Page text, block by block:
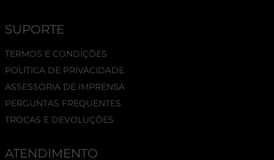
SUPORTE
TERMOS E CONDIÇÕES
POLÍTICA DE PRIVACIDADE
ASSESSORIA DE IMPRENSA
PERGUNTAS FREQUENTES
TROCAS E DEVOLUÇÕES
ATENDIMENTO